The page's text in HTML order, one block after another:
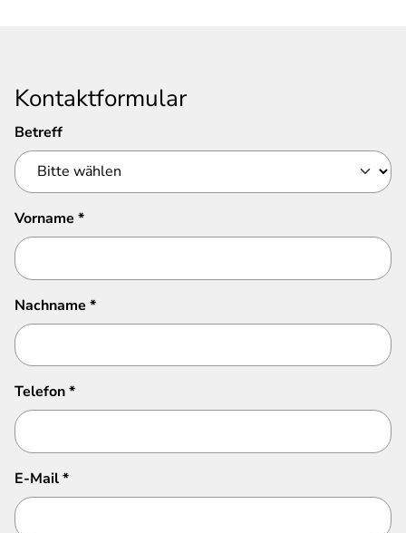
Kontaktformular
Betreff
Vorname *
Nachname *
Telefon*
E-Mail*